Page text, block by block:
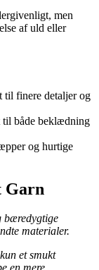
men
af uld eller
til finere detaljer og
til både beklædning
og hurtige
Garn
bæredygtige
materialer.
et smukt